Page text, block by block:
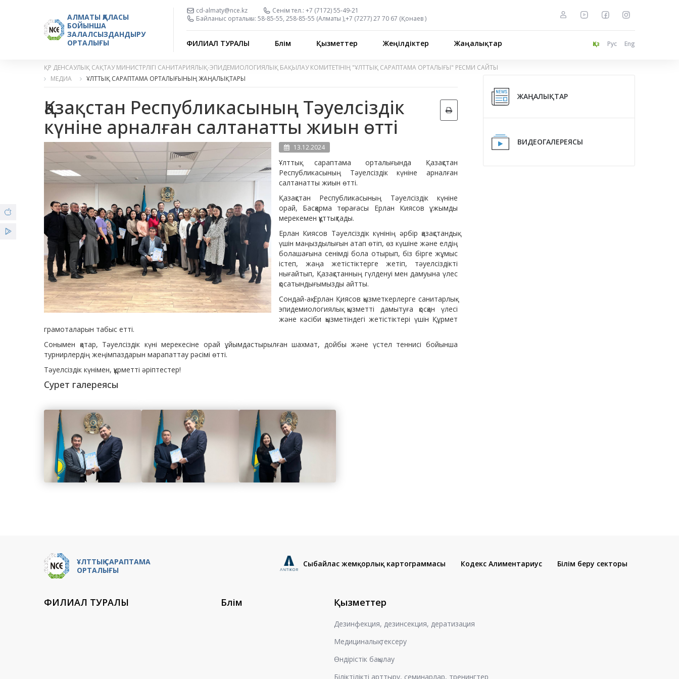
АЛМАТЫ ҚАЛАСЫ
БОЙЫНША
ЗАЛАЛСЫЗДАНДЫРУ
ОРТАЛЫҒЫ
cd-almaty@nce.kz Сенім тел.: +7 (7172) 55-49-21
Байланыс орталығы: 58-85-55, 258-85-55 (Алматы ),+7 (7277) 27 70 67 (Қонаев)
ФИЛИАЛ ТУРАЛЫ Бөлім Қызметтер Жеңілдіктер Жаңалықтар Қаз Рус Eng
ҚР ДЕНСАУЛЫҚ САҚТАУ МИНИСТРЛІГІ САНИТАРИЯЛЫҚ-ЭПИДЕМИОЛОГИЯЛЫҚ БАҚЫЛАУ КОМИТЕТІНІҢ "ҰЛТТЫҚ САРАПТАМА ОРТАЛЫҒЫ" РЕСМИ САЙТЫ
МЕДИА
ҰЛТТЫҚ САРАПТАМА ОРТАЛЫҒЫНЫҢ ЖАҢАЛЫҚТАРЫ
Қазақстан Республикасының Тәуелсіздік
күніне арналған салтанатты жиын өтті
13.12.2024
Ұлттық сараптама орталығында Қазақстан
Республикасының Тәуелсіздік күніне арналған
салтанатты жиын өтті.
Қазақстан Республикасының Тәуелсіздік күніне
орай, Басқарма төрағасы Ерлан Киясов ұжымды
мерекемен құттықтады.
Ерлан Киясов Тәуелсіздік күнінің әрбір қазақстандық
үшін маңыздылығын атап өтіп, өз күшіне және елдің
болашағына сенімді бола отырып, біз бірге жұмыс
істеп, жаңа жетістіктерге жетіп, тәуелсіздікті
нығайтып, Қазақстанның гүлденуі мен дамуына үлес
қосатындығымызды айтты.
Сондай-ақ Ерлан Қиясов қызметкерлерге санитарлық-
эпидемиологиялық қызметті дамытуға қосқан үлесі
және кәсіби қызметіндегі жетістіктері үшін Құрмет
грамоталарын табыс етті.
Сонымен қатар, Тәуелсіздік күні мерекесіне орай ұйымдастырылған шахмат, дойбы және үстел теннисі бойынша
турнирлердің жеңімпаздарын марапаттау рәсімі өтті.
Тәуелсіздік күнімен, құрметті әріптестер!
Сурет галереясы
ЖАҢАЛЫҚТАР
ВИДЕОГАЛЕРЕЯСЫ
ҰЛТТЫҚ САРАПТАМА
ОРТАЛЫҒЫ
Сыбайлас жемқорлық картограммасы Кодекс Алиментариус Білім беру секторы
ФИЛИАЛ ТУРАЛЫ Бөлім Қызметтер
Дезинфекция, дезинсекция, дератизация
Медициналық тексеру
Өндірістік бақылау
Біліктілікті арттыру, семинарлар, тренингтер